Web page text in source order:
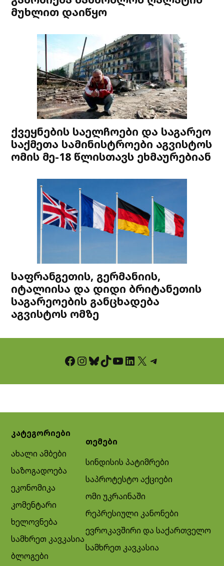
მუხლით დაიწყო
ქვეყნების საელჩოები და საგარეო
საქმეთა სამინისტროები აგვისტოს
ომის მე-18 წლისთავს ეხმაურებიან
საფრანგეთის, გერმანიის,
იტალიისა და დიდი ბრიტანეთის
საგარეოების განცხადება
აგვისტოს ომზე
Facebook InstagramBluesky TikTok YouTube LinkedIn X Telegram
კატეგორიები
ახალი ამბები
საზოგადოება
ეკონომიკა
კომენტარი
ხელოვნება
სამხრეთ კავკასია
ბლოგები
თემები
სინდისის პატიმრები
საპროტესტო აქციები
ომი უკრაინაში
რეპრესიული კანონები
ევროკავშირი და საქართველო
სამხრეთ კავკასია